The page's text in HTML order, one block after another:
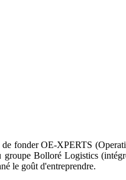
fonder OE-XPERTS
groupe Bolloré Logistics
le goût d'entreprendre.